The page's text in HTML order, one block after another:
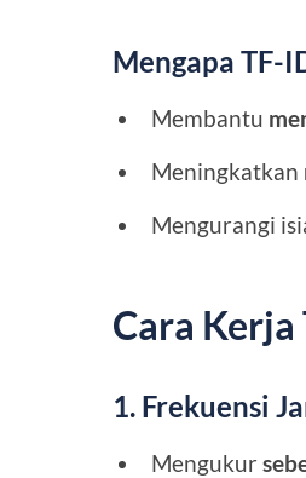
Mengapa TF-
Membantu
Meningkatkan
Mengurangi
Cara Kerja
1. Frekuensi
Mengukur